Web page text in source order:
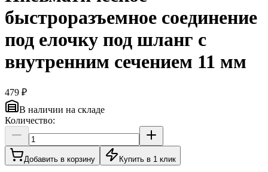
быстроразъемное соединение
под елочку под шланг с
внутренним сечением 11 мм
479 ₽
В наличии на складе
Количество:
Добавить в корзину Купить в 1 клик